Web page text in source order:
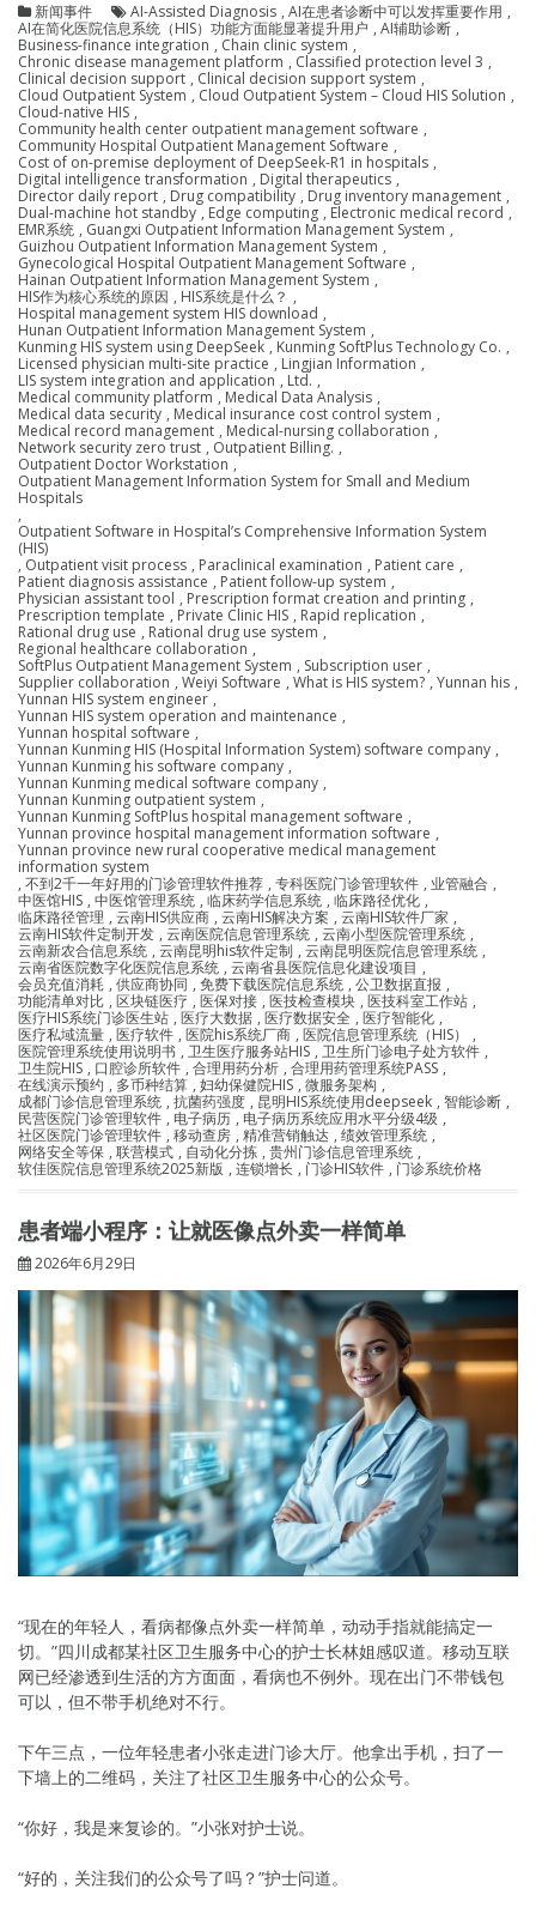
新闻事件 AI-Assisted Diagnosis , AI在患者诊断中可以发挥重要作用 ,
AI在简化医院信息系统（HIS）功能方面能显著提升用户 , AI辅助诊断 ,
Business-finance integration , Chain clinic system ,
Chronic disease management platform , Classified protection level 3 ,
Clinical decision support , Clinical decision support system ,
Cloud Outpatient System , Cloud Outpatient System – Cloud HIS Solution ,
Cloud-native HIS ,
Community health center outpatient management software ,
Community Hospital Outpatient Management Software ,
Cost of on-premise deployment of DeepSeek-R1 in hospitals ,
Digital intelligence transformation , Digital therapeutics ,
Director daily report , Drug compatibility , Drug inventory management ,
Dual-machine hot standby , Edge computing , Electronic medical record ,
EMR系统 , Guangxi Outpatient Information Management System ,
Guizhou Outpatient Information Management System ,
Gynecological Hospital Outpatient Management Software ,
Hainan Outpatient Information Management System ,
HIS作为核心系统的原因 , HIS系统是什么？ ,
Hospital management system HIS download ,
Hunan Outpatient Information Management System ,
Kunming HIS system using DeepSeek , Kunming SoftPlus Technology Co. ,
Licensed physician multi-site practice , Lingjian Information ,
LIS system integration and application , Ltd. ,
Medical community platform , Medical Data Analysis ,
Medical data security , Medical insurance cost control system ,
Medical record management , Medical-nursing collaboration ,
Network security zero trust , Outpatient Billing. ,
Outpatient Doctor Workstation ,
Outpatient Management Information System for Small and Medium
Hospitals
,
Outpatient Software in Hospital’s Comprehensive Information System
(HIS)
, Outpatient visit process , Paraclinical examination , Patient care ,
Patient diagnosis assistance , Patient follow-up system ,
Physician assistant tool , Prescription format creation and printing ,
Prescription template , Private Clinic HIS , Rapid replication ,
Rational drug use , Rational drug use system ,
Regional healthcare collaboration ,
SoftPlus Outpatient Management System , Subscription user ,
Supplier collaboration , Weiyi Software , What is HIS system? , Yunnan his ,
Yunnan HIS system engineer ,
Yunnan HIS system operation and maintenance ,
Yunnan hospital software ,
Yunnan Kunming HIS (Hospital Information System) software company ,
Yunnan Kunming his software company ,
Yunnan Kunming medical software company ,
Yunnan Kunming outpatient system ,
Yunnan Kunming SoftPlus hospital management software ,
Yunnan province hospital management information software ,
Yunnan province new rural cooperative medical management
information system
, 不到2千一年好用的门诊管理软件推荐 , 专科医院门诊管理软件 , 业管融合 ,
中医馆HIS , 中医馆管理系统 , 临床药学信息系统 , 临床路径优化 ,
临床路径管理 , 云南HIS供应商 , 云南HIS解决方案 , 云南HIS软件厂家 ,
云南HIS软件定制开发 , 云南医院信息管理系统 , 云南小型医院管理系统 ,
云南新农合信息系统 , 云南昆明his软件定制 , 云南昆明医院信息管理系统 ,
云南省医院数字化医院信息系统 , 云南省县医院信息化建设项目 ,
会员充值消耗 , 供应商协同 , 免费下载医院信息系统 , 公卫数据直报 ,
功能清单对比 , 区块链医疗 , 医保对接 , 医技检查模块 , 医技科室工作站 ,
医疗HIS系统门诊医生站 , 医疗大数据 , 医疗数据安全 , 医疗智能化 ,
医疗私域流量 , 医疗软件 , 医院his系统厂商 , 医院信息管理系统（HIS）
,
医院管理系统使用说明书 , 卫生医疗服务站HIS , 卫生所门诊电子处方软件 ,
卫生院HIS , 口腔诊所软件 , 合理用药分析 , 合理用药管理系统PASS ,
在线演示预约 , 多币种结算 , 妇幼保健院HIS , 微服务架构 ,
成都门诊信息管理系统 , 抗菌药强度 , 昆明HIS系统使用deepseek , 智能诊断 ,
民营医院门诊管理软件 , 电子病历 , 电子病历系统应用水平分级4级 ,
社区医院门诊管理软件 , 移动查房 , 精准营销触达 , 绩效管理系统 ,
网络安全等保 , 联营模式 , 自动化分拣 , 贵州门诊信息管理系统 ,
软佳医院信息管理系统2025新版 , 连锁增长 , 门诊HIS软件 , 门诊系统价格
患者端小程序：让就医像点外卖一样简单
2026年6月29日
“现在的年轻人，看病都像点外卖一样简单，动动手指就能搞定一
切。”四川成都某社区卫生服务中心的护士长林姐感叹道。移动互联
网已经渗透到生活的方方面面，看病也不例外。现在出门不带钱包
可以，但不带手机绝对不行。
下午三点，一位年轻患者小张走进门诊大厅。他拿出手机，扫了一
下墙上的二维码，关注了社区卫生服务中心的公众号。
“你好，我是来复诊的。”小张对护士说。
“好的，关注我们的公众号了吗？”护士问道。